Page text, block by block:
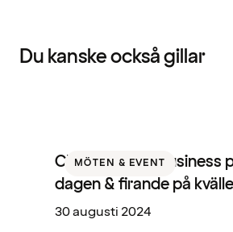
Du kanske också gillar
MÖTEN & EVENT
Clarion Hotel: Business
dagen & firande på
30 augusti 2024